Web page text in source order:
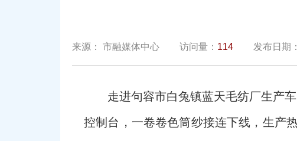
来源： 市融媒体中心 访问量： 114 发布日期：
走进句容市白兔镇蓝天毛纺厂生产
控制台，一卷卷色筒纱接连下线，生产